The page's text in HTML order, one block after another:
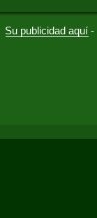
Su publicidad aquí -